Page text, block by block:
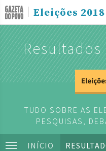
Eleições 2018
TUDO SOBRE AS
PESQUISAS,
INÍCIO